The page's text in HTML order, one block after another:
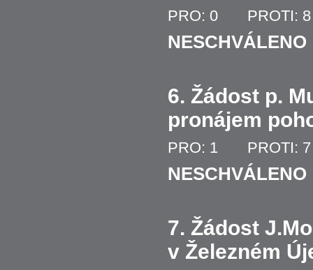
PRO: 0 PROTI:
NESCHVÁLENO
6. Žádost p.
pronájem
PRO: 1 PROTI:
NESCHVÁLENO
7. Žádost
v Železném